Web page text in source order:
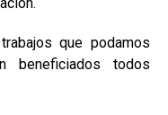
que podamos
beneficiados todos